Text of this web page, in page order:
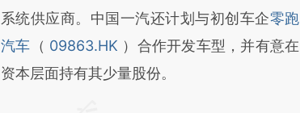
系统供应商。中国一汽还计划与初创车企零跑
汽车 （ 09863.HK ）合作开发车型，并有意在
资本层面持有其少量股份。